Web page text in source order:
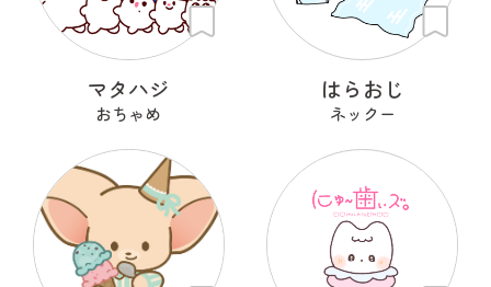
マタハジ
おちゃめ
はらおじ
ネックー